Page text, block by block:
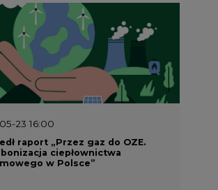
23 16:00
raport „Przez gaz do OZE.
ciepłownictwa
w Polsce”